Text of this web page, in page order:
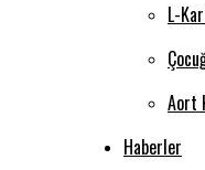
L-
Aort
Haberler